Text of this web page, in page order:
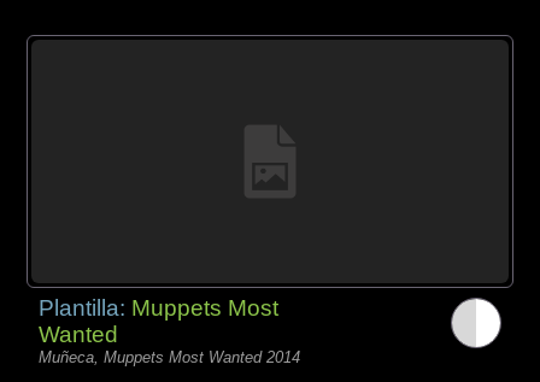
Plantilla: Muppets Most
Wanted
Muñeca, Muppets Most Wanted 2014